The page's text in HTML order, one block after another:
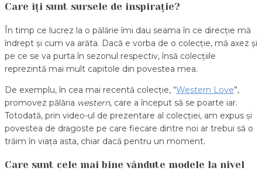
Care îți sunt sursele de inspirație?
În timp ce lucrez la o pălărie îmi dau seama în ce direcție mă
îndrept și cum va arăta. Dacă e vorba de o colecție, mă axez și
pe ce se va purta în sezonul respectiv, însă colecțiile
reprezintă mai mult capitole din povestea mea.
De exemplu, în cea mai recentă colecție, “Western Love”,
promovez pălăria western, care a început să se poarte iar.
Totodată, prin video-ul de prezentare al colecției, am expus și
povestea de dragoste pe care fiecare dintre noi ar trebui să o
trăim în viața asta, chiar dacă pentru un moment.
Care sunt cele mai bine vândute modele la nivel